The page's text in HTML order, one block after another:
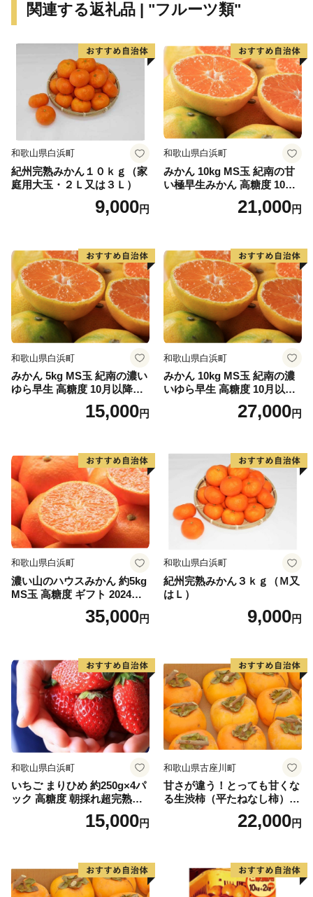
関連する返礼品 | "フルーツ類"
和歌山県白浜町
紀州完熟みかん１０ｋｇ（家
庭用大玉・２Ｌ又は３Ｌ）
9,000円
和歌山県白浜町
みかん 10kg MS玉 紀南の甘
い極早生みかん 高糖度 10月
以降発送 マルチ被覆栽培
21,000円
和歌山県白浜町
みかん 5kg MS玉 紀南の濃い
ゆら早生 高糖度 10月以降発
送 マルチ被覆栽培15,000円
和歌山県白浜町
みかん 10kg MS玉 紀南の濃
いゆら早生 高糖度 10月以降
発送 マルチ被覆栽培27,000円
和歌山県白浜町
濃い山のハウスみかん 約5kg
MS玉 高糖度 ギフト 2024年7
35,000円
和歌山県白浜町
紀州完熟みかん３ｋｇ（Ｍ又
はＬ）
9,000円
和歌山県白浜町
いちご まりひめ 約250g×4パ
ック 高糖度 朝採れ超完熟ま
りひめ 1月以降発送分
15,000円
和歌山県古座川町
甘さが違う！とっても甘くな
る生渋柿（平たねなし柿）吊
ップ付約4.5～5kg 約24～30
22,000円